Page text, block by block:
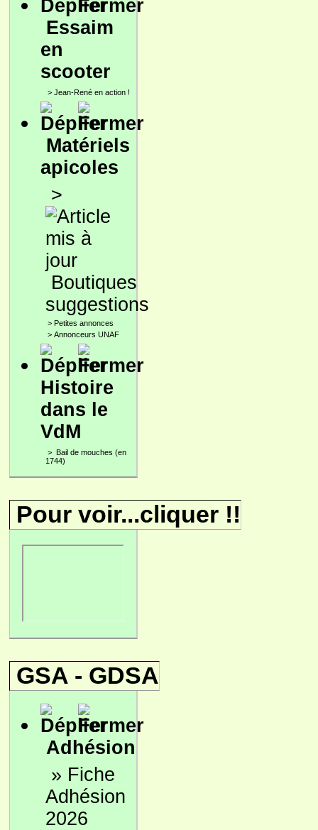
Essaim
en
scooter
> Jean-René en action !
Matériels
apicoles
>
Boutiques
suggestions
> Petites annonces
> Annonceurs UNAF
Histoire
dans le
VdM
> Bail de mouches (en
1744)
Pour voir...cliquer !!
GSA - GDSA
Adhésion
» Fiche
Adhésion
2026